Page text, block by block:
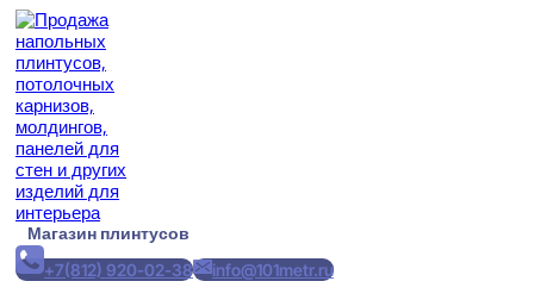
Перейти
содержимому
Магазин плинтусов
+7(812) 920-02-38
info@101metr.ru